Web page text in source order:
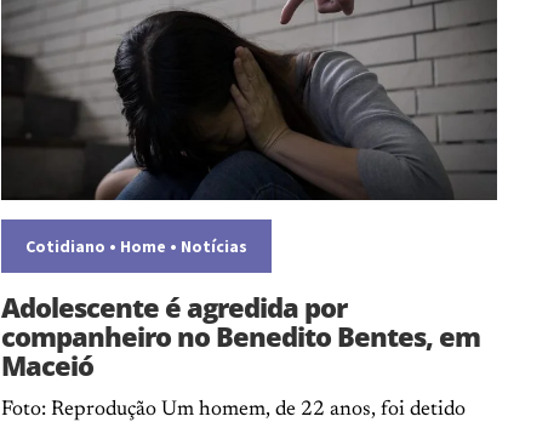
Cotidiano • Home • Notícias
Adolescente é agredida por
companheiro no Benedito Bentes, em
Maceió
Foto: Reprodução Um homem, de 22 anos, foi detido